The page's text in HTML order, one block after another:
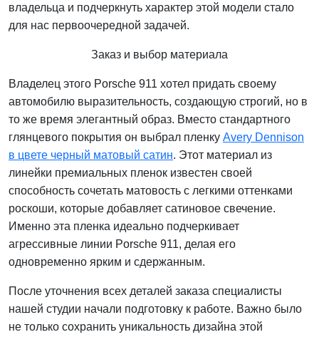
владельца и подчеркнуть характер этой модели стало
для нас первоочередной задачей.
Заказ и выбор материала
Владелец этого Porsche 911 хотел придать своему
автомобилю выразительность, создающую строгий, но в
то же время элегантный образ. Вместо стандартного
глянцевого покрытия он выбрал пленку Avery Dennison
в цвете черный матовый сатин. Этот материал из
линейки премиальных пленок известен своей
способность сочетать матовость с легкими оттенками
роскоши, которые добавляет сатиновое свечение.
Именно эта пленка идеально подчеркивает
агрессивные линии Porsche 911, делая его
одновременно ярким и сдержанным.
После уточнения всех деталей заказа специалисты
нашей студии начали подготовку к работе. Важно было
не только сохранить уникальность дизайна этой